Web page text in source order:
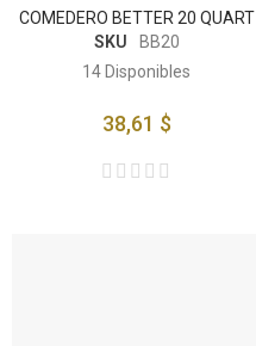
COMEDERO BETTER 20 QUART
SKU
BB20
14 Disponibles
38,61 $